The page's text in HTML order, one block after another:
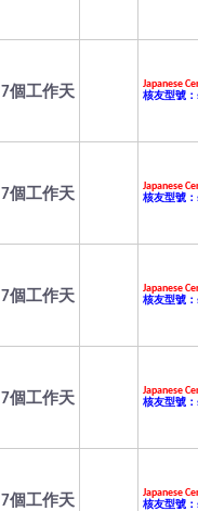
7個工作天
Japanese
核友型號：
7個工作天
Japanese
核友型號：
7個工作天
Japanese
核友型號：
7個工作天
Japanese
核友型號：
7個工作天
Japanese
核友型號：